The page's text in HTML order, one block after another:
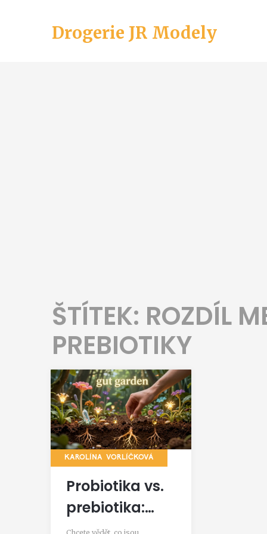
Drogerie JR Modely
ŠTÍTEK: ROZDÍL
PREBIOTIKY
KAROLÍNA VORLÍČKOVÁ
Probiotika vs.
prebiotika:
Jaky je v tom